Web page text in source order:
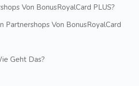
Von BonusRoyalCard PLUS?
Partnershops Von BonusRoyalCard
Geht Das?